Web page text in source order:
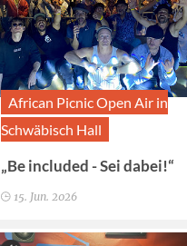
African Picnic Open Air in
Schwäbisch Hall
„Be included - Sei dabei!“
15. Jun. 2026